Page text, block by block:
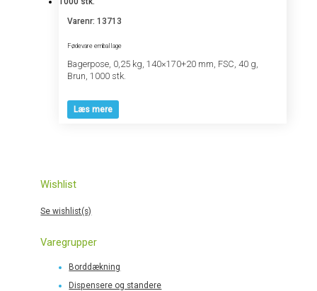
Varenr: 13713
Fødevare emballage
Bagerpose, 0,25 kg, 140×170+20 mm, FSC, 40 g,
Brun, 1000 stk.
Læs mere
Wishlist
Se wishlist(s)
Varegrupper
Borddækning
Dispensere og standere